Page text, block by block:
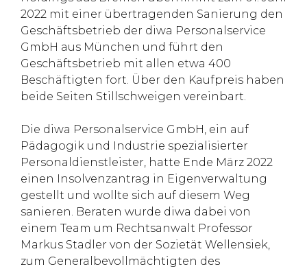
2022 mit einer übertragenden Sanierung den
Geschäftsbetrieb der diwa Personalservice
GmbH aus München und führt den
Geschäftsbetrieb mit allen etwa 400
Beschäftigten fort. Über den Kaufpreis haben
beide Seiten Stillschweigen vereinbart.
Die diwa Personalservice GmbH, ein auf
Pädagogik und Industrie spezialisierter
Personaldienstleister, hatte Ende März 2022
einen Insolvenzantrag in Eigenverwaltung
gestellt und wollte sich auf diesem Weg
sanieren. Beraten wurde diwa dabei von
einem Team um Rechtsanwalt Professor
Markus Stadler von der Sozietät Wellensiek,
zum Generalbevollmächtigten des